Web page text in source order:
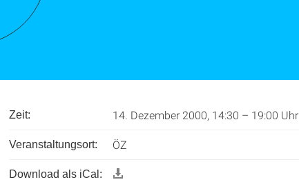
Zeit: 14. Dezember 2000, 14:30 – 19:00 Uhr
Veranstaltungsort: ÖZ
Download als iCal: